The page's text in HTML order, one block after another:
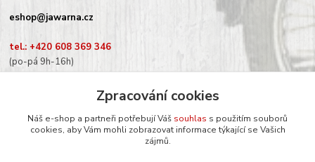
eshop@jawarna.cz
tel.: +420 608 369 346
(po-pá 9h-16h)
Sledujte nás na Facebooku
Zpracování cookies
Náš e-shop a partneři potřebují Váš souhlas s použitím souborů
cookies, aby Vám mohli zobrazovat informace týkající se Vašich
zájmů.